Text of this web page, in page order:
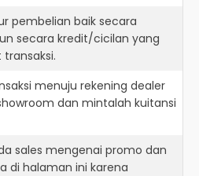
pembelian baik secara
secara kredit/cicilan yang
menuju rekening dealer
dan mintalah kuitansi
sales mengenai promo dan
di halaman ini karena